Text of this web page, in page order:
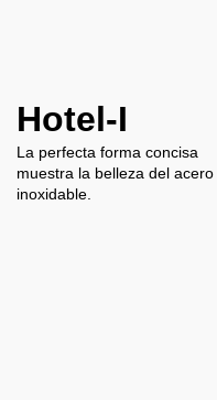
Hotel-I
La perfecta forma concisa
muestra la belleza del acero
inoxidable.